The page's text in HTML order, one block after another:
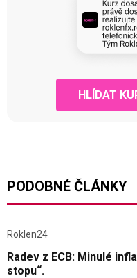
HLÍDAT
PODOBNÉ ČLÁNKY
Roklen24
Radev z ECB: Minulé
stopu“.